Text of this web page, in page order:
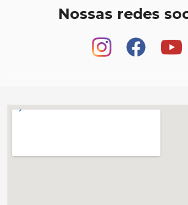
Nossas redes